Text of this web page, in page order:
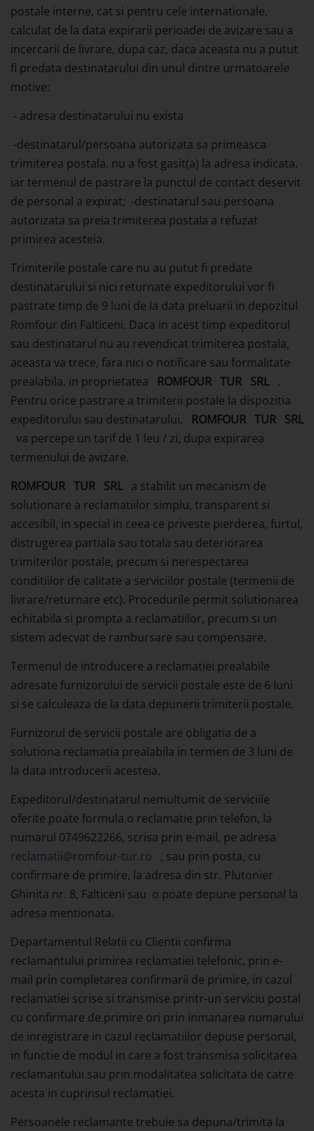
postale interne, cat si pentru cele internationale,
calculat de la data expirarii perioadei de avizare sau a
incercarii de livrare, dupa caz, daca aceasta nu a putut
fi predata destinatarului din unul dintre urmatoarele
motive:
- adresa destinatarului nu exista
-destinatarul/persoana autorizata sa primeasca
trimiterea postala, nu a fost gasit(a) la adresa indicata,
iar termenul de pastrare la punctul de contact deservit
de personal a expirat; -destinatarul sau persoana
autorizata sa preia trimiterea postala a refuzat
primirea acesteia.
Trimiterile postale care nu au putut fi predate
destinatarului si nici returnate expeditorului vor fi
pastrate timp de 9 luni de la data preluarii in depozitul
Romfour din Falticeni. Daca in acest timp expeditorul
sau destinatarul nu au revendicat trimiterea postala,
aceasta va trece, fara nici o notificare sau formalitate
prealabila, in proprietatea ROMFOUR TUR SRL .
Pentru orice pastrare a trimiterii postale la dispozitia
expeditorului sau destinatarului, ROMFOUR TUR SRL
va percepe un tarif de 1 leu / zi, dupa expirarea
termenului de avizare.
ROMFOUR TUR SRL a stabilit un mecanism de
solutionare a reclamatiilor simplu, transparent si
accesibil, in special in ceea ce priveste pierderea, furtul,
distrugerea partiala sau totala sau deteriorarea
trimiterilor postale, precum si nerespectarea
conditiilor de calitate a serviciilor postale (termenii de
livrare/returnare etc). Procedurile permit solutionarea
echitabila si prompta a reclamatiilor, precum si un
sistem adecvat de rambursare sau compensare.
Termenul de introducere a reclamatiei prealabile
adresate furnizorului de servicii postale este de 6 luni
si se calculeaza de la data depunerii trimiterii postale.
Furnizorul de servicii postale are obligatia de a
solutiona reclamatia prealabila in termen de 3 luni de
la data introducerii acesteia.
Expeditorul/destinatarul nemultumit de serviciile
oferite poate formula o reclamatie prin telefon, la
numarul 0749622266, scrisa prin e-mail, pe adresa
reclamatii@romfour-tur.ro , sau prin posta, cu
confirmare de primire, la adresa din str. Plutonier
Ghinita nr. 8, Falticeni sau o poate depune personal la
adresa mentionata.
Departamentul Relatii cu Clientii confirma
reclamantului primirea reclamatiei telefonic, prin e-
mail prin completarea confirmarii de primire, in cazul
reclamatiei scrise si transmise printr-un serviciu postal
cu confirmare de primire ori prin inmanarea numarului
de inregistrare in cazul reclamatiilor depuse personal,
in functie de modul in care a fost transmisa solicitarea
reclamantului sau prin modalitatea solicitata de catre
acesta in cuprinsul reclamatiei.
Persoanele reclamante trebuie sa depuna/trimita la